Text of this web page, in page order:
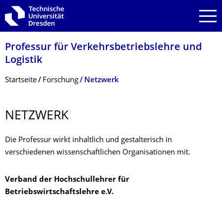
Zur Hauptnavigation springen
Zur Suche springen
Zum Inhalt springen
Professur für Verkehrsbetriebs­lehre und
Logistik
Breadcrumb-Menü
Startseite Forschung Netzwerk
NETZWERK
Die Professur wirkt inhaltlich und gestalterisch in
verschiedenen wissenschaftlichen Organisationen mit.
Verband der Hochschullehrer für
Betriebswirtschaftslehre e.V.